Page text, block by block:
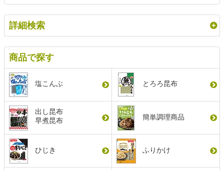
詳細検索
商品で探す
塩こんぶ とろろ昆布
出し昆布
早煮昆布
簡単調理商品
ひじき ふりかけ